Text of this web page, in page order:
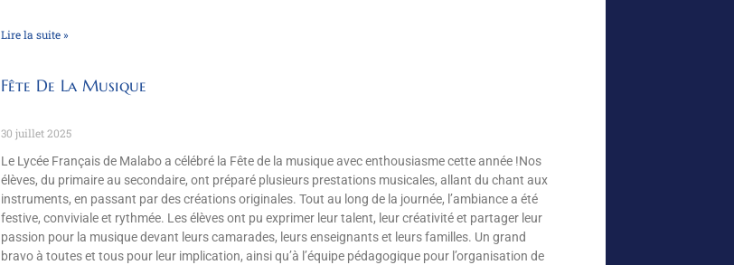
Lire la suite »
Fête De La Musique
30 juillet 2025
Le Lycée Français de Malabo a célébré la Fête de la musique avec enthousiasme cette année !Nos
élèves, du primaire au secondaire, ont préparé plusieurs prestations musicales, allant du chant aux
instruments, en passant par des créations originales. Tout au long de la journée, l’ambiance a été
festive, conviviale et rythmée. Les élèves ont pu exprimer leur talent, leur créativité et partager leur
passion pour la musique devant leurs camarades, leurs enseignants et leurs familles. Un grand
bravo à toutes et tous pour leur implication, ainsi qu’à l’équipe pédagogique pour l’organisation de